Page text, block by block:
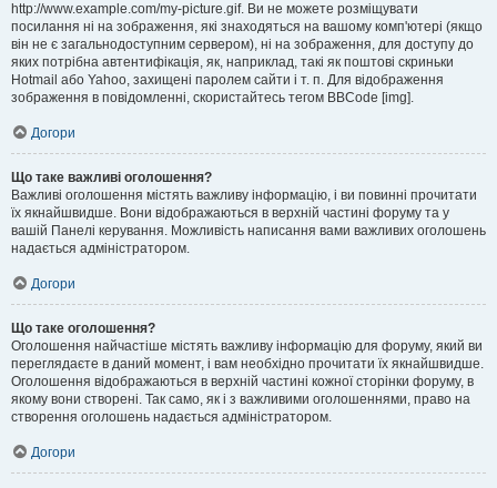
http://www.example.com/my-picture.gif. Ви не можете розміщувати
посилання ні на зображення, які знаходяться на вашому комп'ютері (якщо
він не є загальнодоступним сервером), ні на зображення, для доступу до
яких потрібна автентифікація, як, наприклад, такі як поштові скриньки
Hotmail або Yahoo, захищені паролем сайти і т. п. Для відображення
зображення в повідомленні, скористайтесь тегом BBCode [img].
Догори
Що таке важливі оголошення?
Важливі оголошення містять важливу інформацію, і ви повинні прочитати
їх якнайшвидше. Вони відображаються в верхній частині форуму та у
вашій Панелі керування. Можливість написання вами важливих оголошень
надається адміністратором.
Догори
Що таке оголошення?
Оголошення найчастіше містять важливу інформацію для форуму, який ви
переглядаєте в даний момент, і вам необхідно прочитати їх якнайшвидше.
Оголошення відображаються в верхній частині кожної сторінки форуму, в
якому вони створені. Так само, як і з важливими оголошеннями, право на
створення оголошень надається адміністратором.
Догори